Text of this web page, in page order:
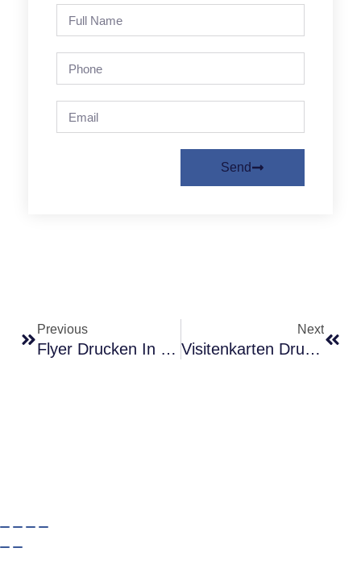
Send
Previous
Flyer Drucken In Deutschland: Warum Berlin Die Beste Wahl Ist
Next
Visitenkarten Drucken Bei Carobara In Deutschland: Warum Berlin Die Beste Wahl Ist